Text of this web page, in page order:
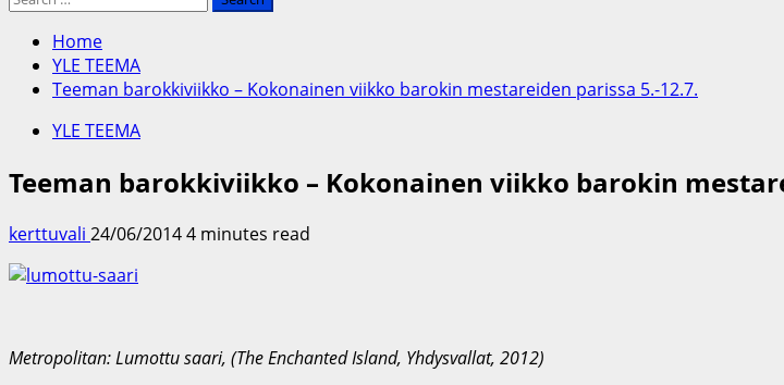
Home
YLE TEEMA
Teeman barokkiviikko – Kokonainen viikko barokin mestareiden parissa 5.-12.7.
YLE TEEMA
Teeman barokkiviikko – Kokonainen viikko barokin
kerttuvali 24/06/20144 minutes read
Metropolitan: Lumottu saari, (The Enchanted Island, Yhdysvallat, 2012)